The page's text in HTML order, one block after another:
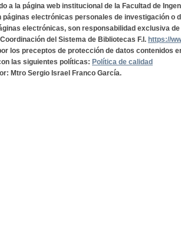
a la página web institucional de la Facultad de
electrónicas personales de investigación o
electrónicas, son responsabilidad exclusiva
del Sistema de Bibliotecas F.I. https://
los preceptos de protección de datos contenidos
las siguientes políticas: Política de calidad
Mtro Sergio Israel Franco García.